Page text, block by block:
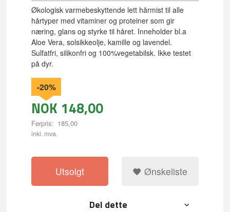
Økologisk varmebeskyttende lett hårmist til alle
hårtyper med vitaminer og proteiner som gir
næring, glans og styrke til håret. Inneholder bl.a
Aloe Vera, solsikkeolje, kamille og lavendel.
Sulfatfri, silikonfri og 100%vegetabilsk. Ikke testet
på dyr.
NOK 148,00
Førpris: 185,00
Rabatt
-20%
inkl. mva.
Utsolgt Ønskeliste
Del dette